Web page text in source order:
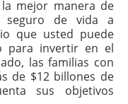
mejor manera de
seguro de vida a
que usted puede
para invertir en el
las familias con
de $12 billones de
sus objetivos